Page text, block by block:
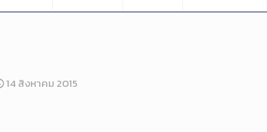
14 สิงหาคม 2015